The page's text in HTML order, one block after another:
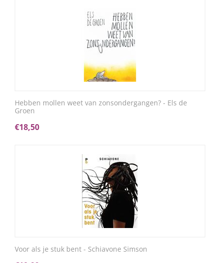
Hebben mollen weet van zonsondergangen? - Els de
Groen
€18,50
Voor als je stuk bent - Schiavone Simson